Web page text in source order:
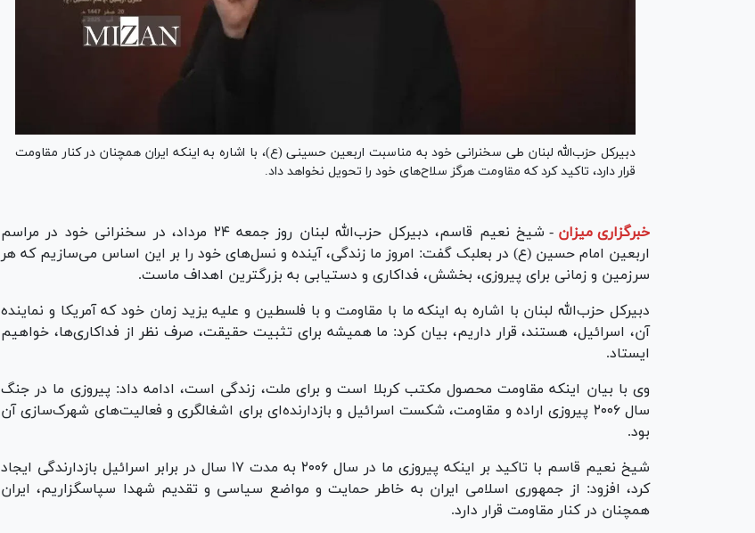
دبیرکل حزب‌‎الله لبنان طی سخنرانی خود به مناسبت اربعین حسینی (ع)، با اشاره به اینکه ایران همچنان در کنار مقاومت
قرار دارد، تاکید کرد که مقاومت هرگز سلاح‌های خود را تحویل نخواهد داد.
خبرگزاری میزان -
شیخ نعیم قاسم، دبیرکل حزب‌الله لبنان روز جمعه ۲۴ مرداد، در سخنرانی خود در مراسم
اربعین امام حسین (ع) در بعلبک گفت: امروز ما زندگی، آینده و نسل‌های خود را بر این اساس می‌سازیم که هر
سرزمین و زمانی برای پیروزی، بخشش، فداکاری و دستیابی به بزرگترین اهداف ماست.
دبیرکل حزب‌الله لبنان با اشاره به اینکه ما با مقاومت و با فلسطین و علیه یزید زمان خود که آمریکا و نماینده
آن، اسرائیل، هستند، قرار داریم، بیان کرد: ما همیشه برای تثبیت حقیقت، صرف نظر از فداکاری‌ها، خواهیم
ایستاد.
وی با بیان اینکه مقاومت محصول مکتب کربلا است و برای ملت، زندگی است، ادامه داد: پیروزی ما در جنگ
سال ۲۰۰۶ پیروزی اراده و مقاومت، شکست اسرائیل و بازدارنده‌ای برای اشغالگری و فعالیت‌های شهرک‌سازی آن
بود.
شیخ نعیم قاسم با تاکید بر اینکه پیروزی ما در سال ۲۰۰۶ به مدت ۱۷ سال در برابر اسرائیل بازدارندگی ایجاد
کرد، افزود: از جمهوری اسلامی ایران به خاطر حمایت و مواضع سیاسی و تقدیم شهدا سپاسگزاریم، ایران
همچنان در کنار مقاومت قرار دارد.